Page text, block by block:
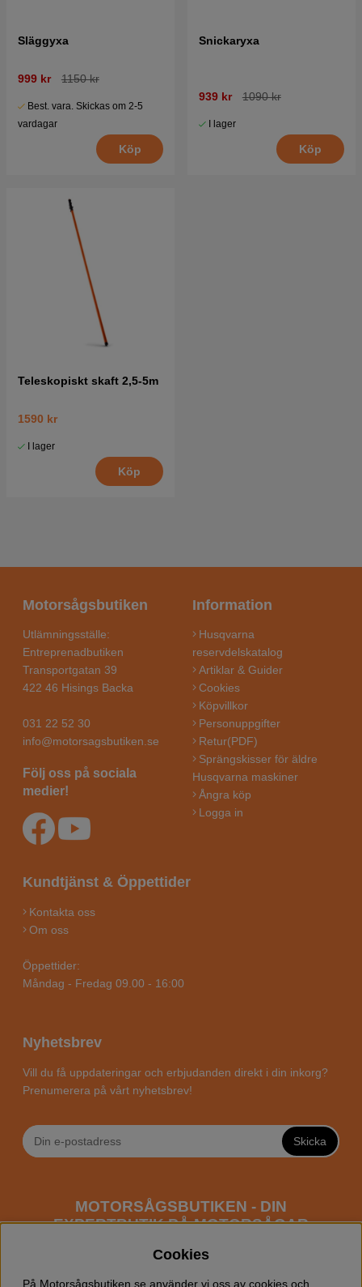
Släggyxa
999 kr 1150 kr
Best. vara. Skickas om 2-5
vardagar
Köp
Snickaryxa
939 kr 1090 kr
I lager
Köp
Teleskopiskt skaft 2,5-5m
1590 kr
I lager
Köp
Motorsågsbutiken
Utlämningsställe:
Entreprenadbutiken
Transportgatan 39
422 46 Hisings Backa
031 22 52 30
info@motorsagsbutiken.se
Följ oss på sociala
medier!
Information
Husqvarna
reservdelskatalog
Artiklar & Guider
Cookies
Köpvillkor
Personuppgifter
Retur(PDF)
Sprängskisser för äldre
Husqvarna maskiner
Ångra köp
Logga in
Kundtjänst & Öppettider
Kontakta oss
Om oss
Öppettider:
Måndag - Fredag 09.00 - 16:00
Nyhetsbrev
Vill du få uppdateringar och erbjudanden direkt i din inkorg?
Prenumerera på vårt nyhetsbrev!
Skicka
MOTORSÅGSBUTIKEN - DIN
EXPERTBUTIK PÅ MOTORSÅGAR
Cookies
På Motorsågsbutiken.se använder vi oss av cookies och